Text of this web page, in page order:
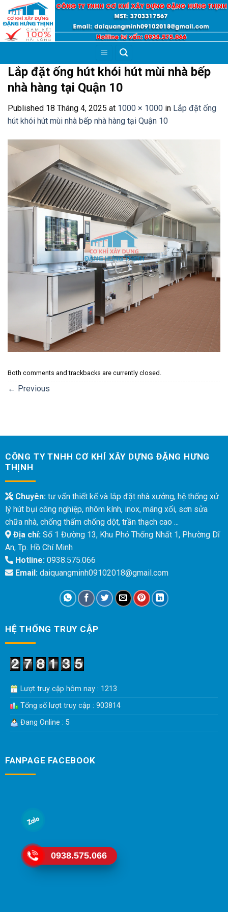
Skip
content
Lắp đặt ống hút khói hút mùi nhà bếp
nhà hàng tại Quận 10
Published 18 Tháng 4, 2025 at 1000 × 1000 in Lắp đặt ống
hút khói hút mùi nhà bếp nhà hàng tại Quận 10
Both comments and trackbacks are currently closed.
← Previous
CÔNG TY TNHH CƠ KHÍ XÂY DỰNG ĐẶNG HƯNG
THỊNH
Chuyên:tư vấn thiết kế và lắp đặt nhà xưởng, hệ thống xử
lý hút bụi công nghiệp, nhôm kính, inox, máng xối, sơn sửa
chữa nhà, chống thấm chống dột, trần thạch cao ...
Địa chỉ:Số 1 Đường 13, Khu Phó Thống Nhất 1, Phường Dĩ
An, Tp. Hồ Chí Minh
Hotline:0938.575.066
Email:daiquangminh09102018@gmail.com
HỆ THỐNG TRUY CẬP
Lượt truy cập hôm nay : 1213
Tổng số lượt truy cập : 903814
Đang Online : 5
FANPAGE FACEBOOK
0938.575.066